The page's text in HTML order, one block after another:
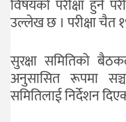
विषयको परीक्षा हुने
उल्लेख छ । परीक्षा चैत
सुरक्षा समितिको
अनुसासित रूपमा
समितिलाई निर्देशन